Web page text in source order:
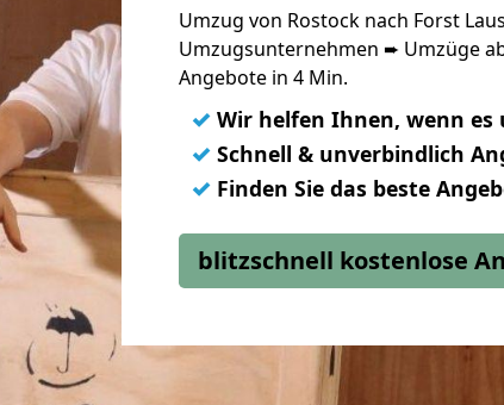
Umzug von Rostock nach Forst
Umzugsunternehmen ➨ Umzüge
Angebote in 4 Min.
✓ Wir helfen Ihnen, wenn
✓ Schnell & unverbindlich
✓ Finden Sie das beste
blitzschnell kostenlose